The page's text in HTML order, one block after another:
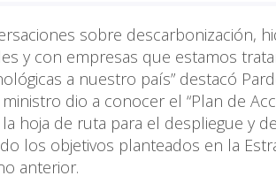
sobre descarbonización,
y con empresas que estamos
a nuestro país” destacó
dio a conocer el “Plan de
hoja de ruta para el despliegue y
los objetivos planteados en la
anterior.